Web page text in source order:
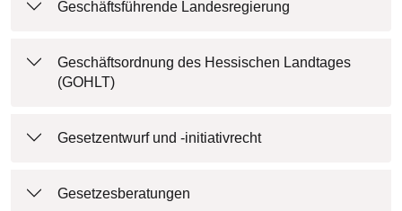
Geschäftsführende Landesregierung
Geschäftsordnung des Hessischen Landtages
(GOHLT)
Gesetzentwurf und -initiativrecht
Gesetzesberatungen